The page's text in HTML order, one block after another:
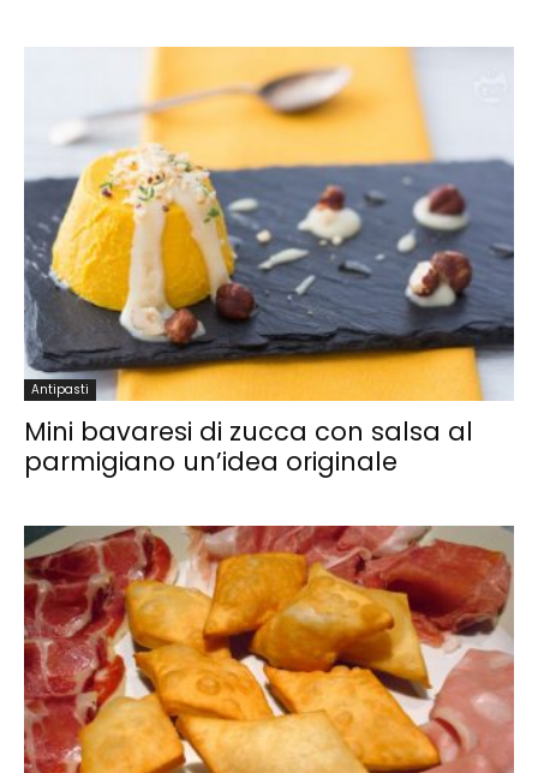
Antipasti
Mini bavaresi di zucca con salsa al
parmigiano un’idea originale